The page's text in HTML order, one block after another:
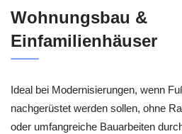
Wohnungsbau &
Einfamilienhäuser
Ideal bei Modernisierungen, wenn
nachgerüstet werden sollen, ohne
oder umfangreiche Bauarbeiten